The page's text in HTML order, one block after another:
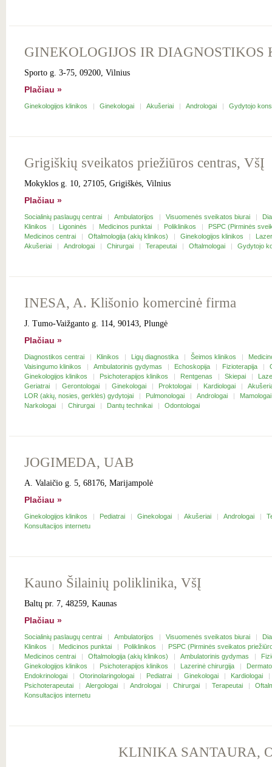
GINEKOLOGIJOS IR
Sporto g. 3-75, 09200, Vilnius
Plačiau »
Ginekologijos klinikos Ginekologai Akušeriai Andrologai Gydytojo
Grigiškių sveikatos priežiūros centras, VšĮ
Mokyklos g. 10, 27105, Grigiškės, Vilnius
Plačiau »
Socialinių paslaugų centrai Ambulatorijos Visuomenės sveikatos biurai
Klinikos
Ligoninės Medicinos punktai Poliklinikos
PSPC (Pirminės
Medicinos centrai
Oftalmologija (akių klinikos) Ginekologijos klinikos
Akušeriai
Andrologai Chirurgai Terapeutai Oftalmologai Gydytojo
INESA, A. Klišonio komercinė firma
J. Tumo-Vaižganto g. 114, 90143, Plungė
Plačiau »
Diagnostikos centrai Klinikos Ligų diagnostika Šeimos klinikos
Vaisingumo klinikos
Ambulatorinis gydymas Echoskopija Fizioterapija
Ginekologijos klinikos
Psichoterapijos klinikos Rentgenas Skiepai
Geriatrai
Gerontologai Ginekologai Proktologai Kardiologai
LOR (akių, nosies, gerklės) gydytojai
Pulmonologai Andrologai
Narkologai
Chirurgai Dantų technikai Odontologai
JOGIMEDA, UAB
A. Valaičio g. 5, 68176, Marijampolė
Plačiau »
Ginekologijos klinikos Pediatrai Ginekologai Akušeriai Andrologai
Konsultacijos internetu
Kauno Šilainių poliklinika, VšĮ
Baltų pr. 7, 48259, Kaunas
Plačiau »
Socialinių paslaugų centrai Ambulatorijos Visuomenės sveikatos biurai
Klinikos
Medicinos punktai Poliklinikos
PSPC (Pirminės sveikatos
Medicinos centrai
Oftalmologija (akių klinikos) Ambulatorinis gydymas
Ginekologijos klinikos
Psichoterapijos klinikos Lazerinė chirurgija
Endokrinologai
Otorinolaringologai Pediatrai Ginekologai
Kardiologai
Psichoterapeutai
Alergologai Andrologai Chirurgai Terapeutai
Konsultacijos internetu
KLINIKA SANTAURA,